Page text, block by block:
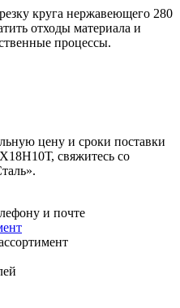
круга нержавеющего 280
отходы материала и
процессы.
цену и сроки поставки
свяжитесь со
и почте